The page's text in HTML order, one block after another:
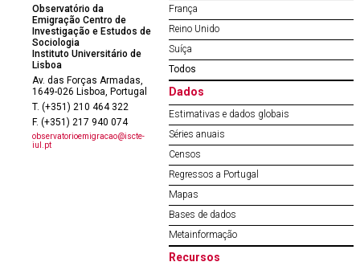
Observatório da
Emigração Centro de
Investigação e Estudos de
Sociologia
Instituto Universitário de
Lisboa
Av. das Forças Armadas,
1649-026 Lisboa, Portugal
T. (+351) 210 464 322
F. (+351) 217 940 074
observatorioemigracao@iscte-
iul.pt
França
Reino Unido
Suíça
Todos
Dados
Estimativas e dados globais
Séries anuais
Censos
Regressos a Portugal
Mapas
Bases de dados
Metainformação
Recursos